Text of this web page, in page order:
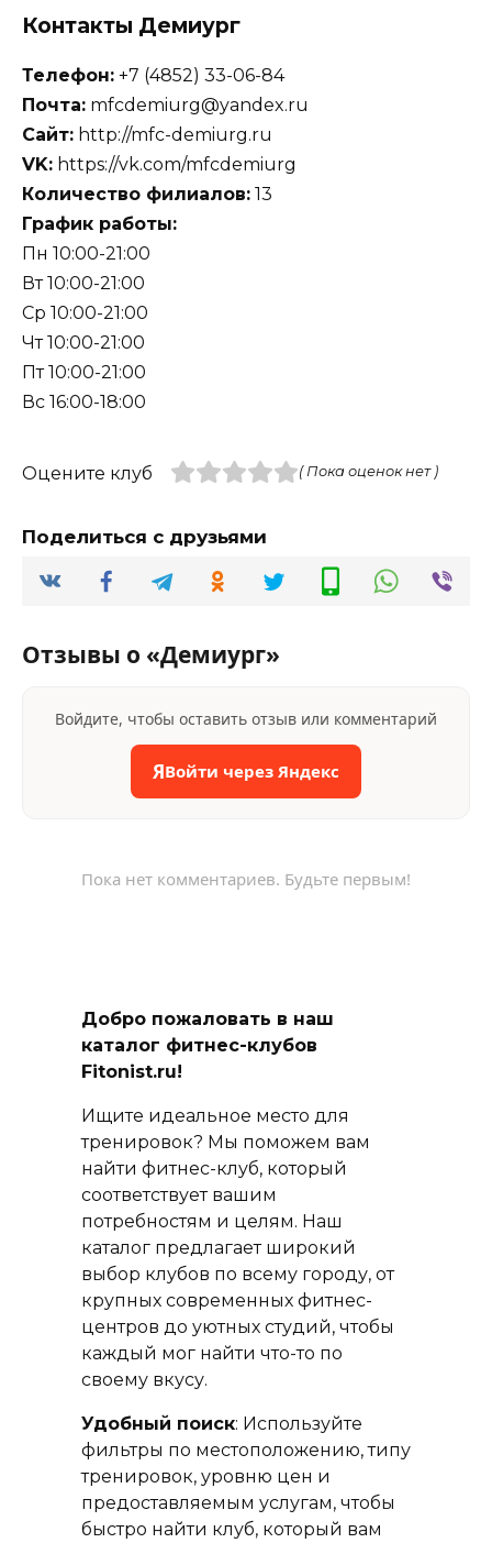
Контакты Демиург
Телефон: +7 (4852) 33-06-84
Почта: mfcdemiurg@yandex.ru
Сайт: http://mfc-demiurg.ru
VK: https://vk.com/mfcdemiurg
Количество филиалов: 13
График работы:
Пн 10:00-21:00
Вт 10:00-21:00
Ср 10:00-21:00
Чт 10:00-21:00
Пт 10:00-21:00
Вс 16:00-18:00
Оцените клуб ( Пока оценок нет )
Поделиться с друзьями
Отзывы о «Демиург»
Войдите, чтобы оставить отзыв или комментарий
ЯВойти через Яндекс
Пока нет комментариев. Будьте первым!
Добро пожаловать в наш
каталог фитнес-клубов
Fitonist.ru!
Ищите идеальное место для
тренировок? Мы поможем вам
найти фитнес-клуб, который
соответствует вашим
потребностям и целям. Наш
каталог предлагает широкий
выбор клубов по всему городу, от
крупных современных фитнес-
центров до уютных студий, чтобы
каждый мог найти что-то по
своему вкусу.
Удобный поиск: Используйте
фильтры по местоположению, типу
тренировок, уровню цен и
предоставляемым услугам, чтобы
быстро найти клуб, который вам